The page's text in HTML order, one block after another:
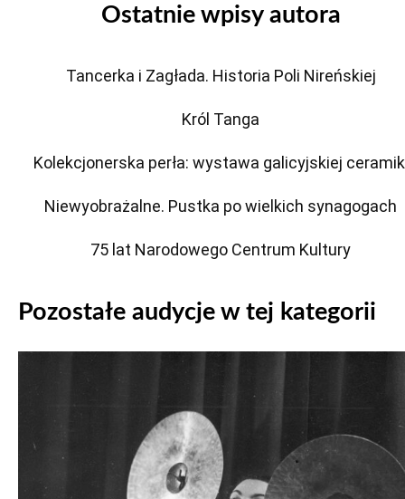
Ostatnie wpisy autora
Tancerka i Zagłada. Historia Poli Nireńskiej
Król Tanga
Kolekcjonerska perła: wystawa galicyjskiej
Niewyobrażalne. Pustka po wielkich synagogach
75 lat Narodowego Centrum Kultury
Pozostałe audycje w tej kategorii